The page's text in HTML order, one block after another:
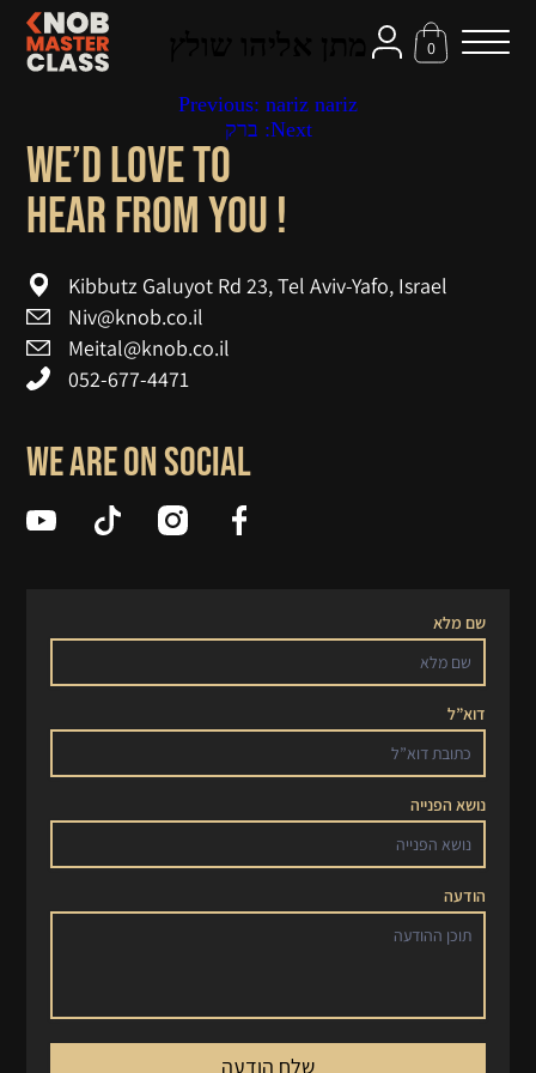
0
Previous: nariz nariz
Next: ברק
We’d love to
! hear from you
Kibbutz Galuyot Rd 23, Tel Aviv-Yafo, Israel
Niv@knob.co.il
Meital@knob.co.il
052-677-4471
We are on social
שם מלא
דוא”ל
נושא הפנייה
הודעה